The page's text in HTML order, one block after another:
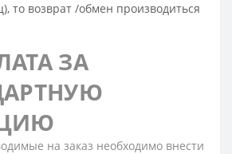
то возврат /обмен производиться
ЗА
на заказ необходимо внести